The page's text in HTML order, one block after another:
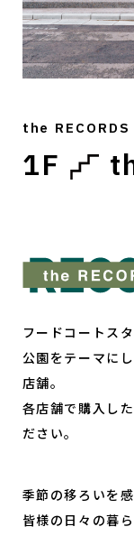
the RECORDS
1F
フードコートス
公園をテーマに
店舗。
各店舗で購入し
ださい。
季節の移ろいを
皆様の日々の暮